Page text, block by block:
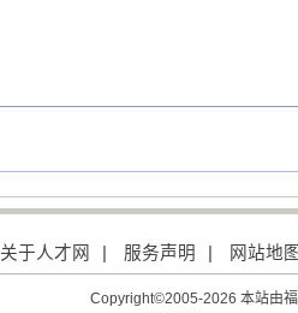
关于人才网 服务声明 网站地
Copyright©2005-2026 本站由